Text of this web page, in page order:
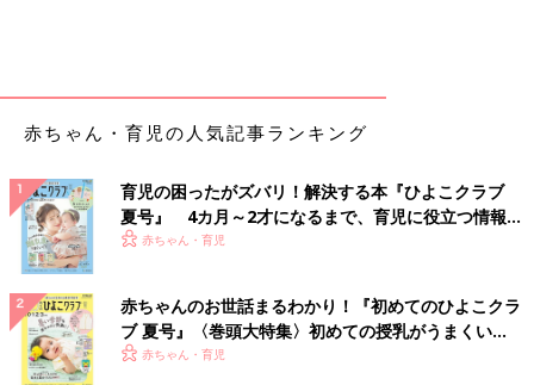
赤ちゃん・育児の人気記事ランキング
育児の困ったがズバリ！解決する本『ひよこクラブ
夏号』 4カ月～2才になるまで、育児に役立つ情報が
いっぱい！
赤ちゃん・育児
赤ちゃんのお世話まるわかり！『初めてのひよこクラ
ブ 夏号』〈巻頭大特集〉初めての授乳がうまくい
く！ おっぱい・ミルクの基本と夏のトラブル 解決テ
赤ちゃん・育児